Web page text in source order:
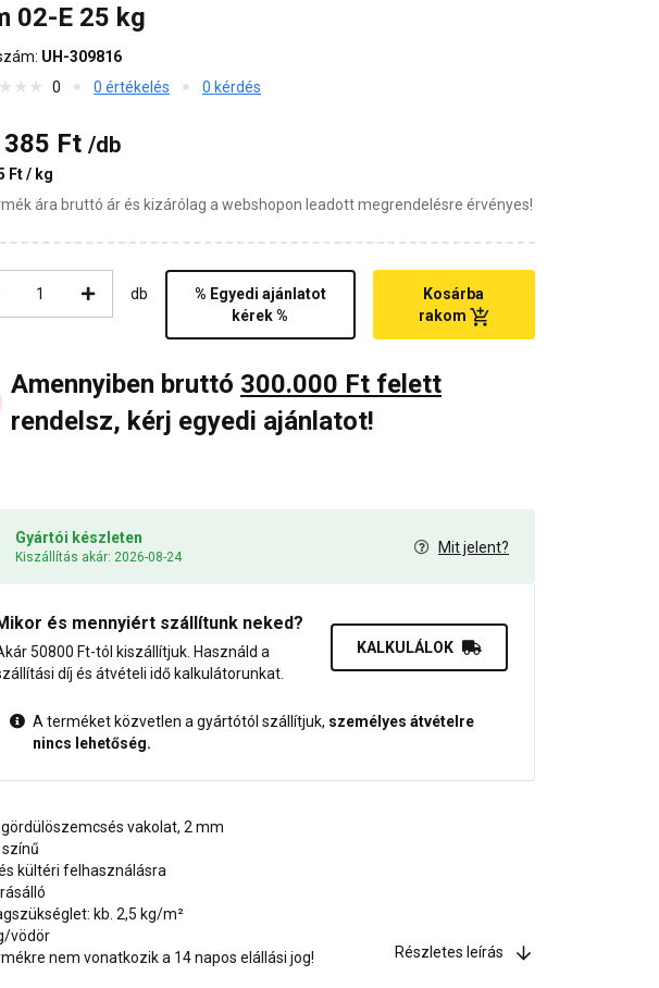
02-E 25 kg
UH-309816
0
0 értékelés 0 kérdés
Ft /db
Ft / kg
ára bruttó ár és kizárólag a webshopon leadott megrendelésre érvényes!
db
% Egyedi ajánlatot
kérek %
Kosárba
rakom
Amennyiben bruttó 300.000 Ft felett
rendelsz, kérj egyedi ajánlatot!
Gyártói készleten
Kiszállítás akár: 2026-08-24
Mit jelent?
és mennyiért szállítunk neked?
50800 Ft-tól kiszállítjuk. Használd a
díj és átvételi idő kalkulátorunkat.
KALKULÁLOK
A terméket közvetlen a gyártótól szállítjuk, személyes átvételre
nincs lehetőség.
vakolat, 2 mm
kültéri felhasználásra
kb. 2,5 kg/m²
vödör
nem vonatkozik a 14 napos elállási jog!
Részletes leírás